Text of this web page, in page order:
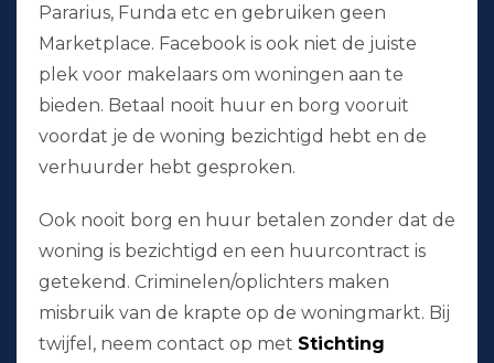
Pararius, Funda etc en gebruiken geen
Marketplace. Facebook is ook niet de juiste
plek voor makelaars om woningen aan te
bieden. Betaal nooit huur en borg vooruit
voordat je de woning bezichtigd hebt en de
verhuurder hebt gesproken.
Ook nooit borg en huur betalen zonder dat de
woning is bezichtigd en een huurcontract is
getekend. Criminelen/oplichters maken
misbruik van de krapte op de woningmarkt. Bij
twijfel, neem contact op met Stichting